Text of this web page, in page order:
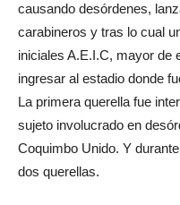
causando desórdenes,
carabineros y tras lo cual
iniciales A.E.I.C, mayor de
ingresar al estadio donde
La primera querella fue
sujeto involucrado en
Coquimbo Unido. Y
dos querellas.